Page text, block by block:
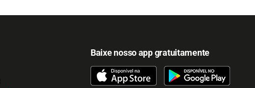
Baixe nosso app gratuitamente